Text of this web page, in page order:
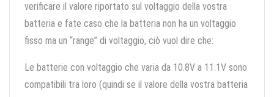
verificare il valore riportato sul voltaggio della vostra
batteria e fate caso che la batteria non ha un voltaggio
fisso ma un “range” di voltaggio, ciò vuol dire che:
Le batterie con voltaggio che varia da 10.8V a 11.1V sono
compatibili tra loro (quindi se il valore della vostra batteria